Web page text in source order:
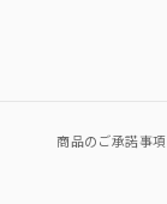
商品のご承諾事項